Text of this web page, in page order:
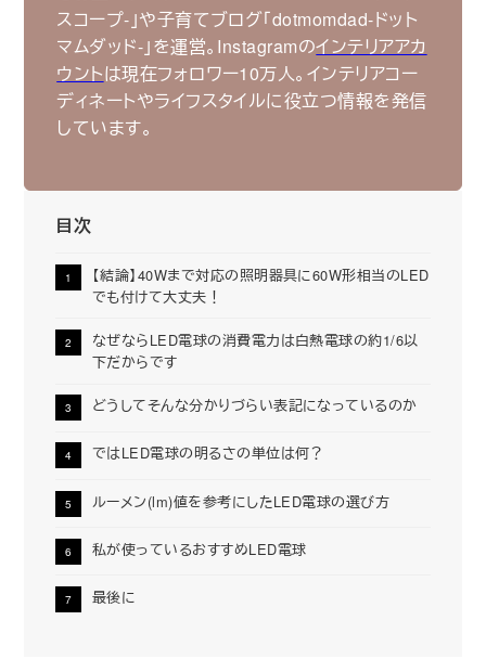
スコープ-｣や子育てブログ｢dotmomdad-ドット
マムダッド-｣を運営。Instagramのインテリアアカ
ウントは現在フォロワー10万人。インテリアコー
ディネートやライフスタイルに役立つ情報を発信
しています。
目次
【結論】40Wまで対応の照明器具に60W形相当のLED
でも付けて大丈夫！
なぜならLED電球の消費電力は白熱電球の約1/6以
下だからです
どうしてそんな分かりづらい表記になっているのか
ではLED電球の明るさの単位は何？
ルーメン(lm)値を参考にしたLED電球の選び方
私が使っているおすすめLED電球
最後に